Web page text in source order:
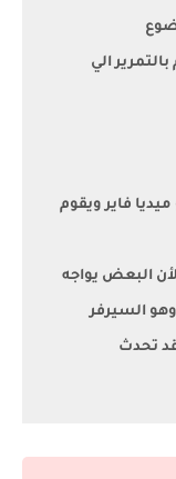
الي
فاير ويقوم
البعض يواجه
مشاكل عند التحميل من Google Drive وهو السيرفر
تحدث